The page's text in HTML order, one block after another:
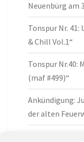
Neuenbürg am
Tonspur Nr. 41:
& Chill Vol.1“
Tonspur Nr.40:
(maf #499)“
Ankündigung:
der alten